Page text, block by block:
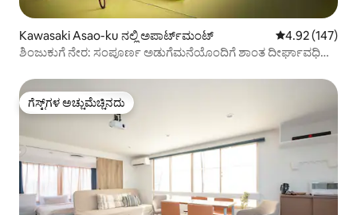
Kawasaki Asao-ku ನಲ್ಲಿ ಅಪಾರ್ಟ್‌ಮಂಟ್ 5 ರಲ್ಲಿ 4.92
4.92 (147)
ಶಿಂಜುಕುಗೆ ನೇರ: ಸಂಪೂರ್ಣ ಅಡುಗೆಮನೆಯೊಂದಿಗೆ ಶಾಂತ ದೀರ್ಘಾವಧಿ
ಗೆಸ್ಟ್‌ಗಳ ಅಚ್ಚುಮೆಚ್ಚಿನದು
ಗೆಸ್ಟ್‌ಗಳ ಅಚ್ಚುಮೆಚ್ಚಿನದು